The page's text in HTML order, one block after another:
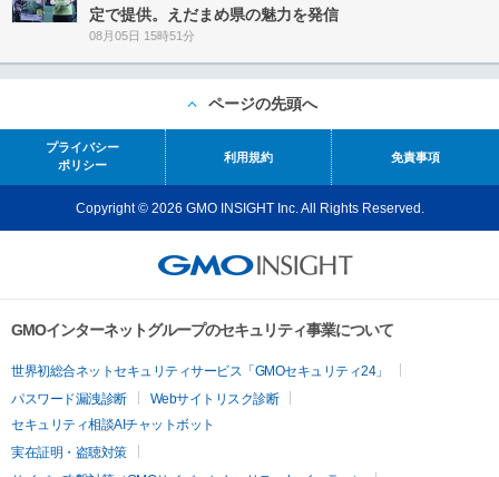
定で提供。えだまめ県の魅力を発信
08月05日 15時51分
ページの先頭へ
プライバシー
ポリシー
利用規約 免責事項
Copyright © 2026 GMO INSIGHT Inc. All Rights Reserved.
GMOインターネットグループのセキュリティ事業について
世界初総合ネットセキュリティサービス「GMOセキュリティ24」
パスワード漏洩診断
Webサイトリスク診断
セキュリティ相談AIチャットボット
実在証明・盗聴対策